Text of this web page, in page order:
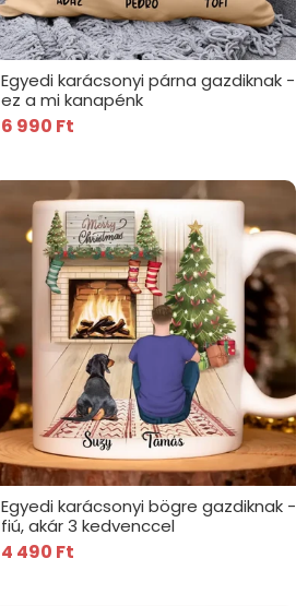
Egyedi karácsonyi párna gazdiknak -
ez a mi kanapénk
6 990 Ft
Egyedi karácsonyi bögre gazdiknak -
fiú, akár 3 kedvenccel
4 490 Ft